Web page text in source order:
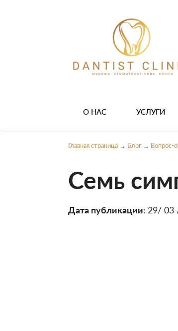
О НАС УСЛУГИ
Главная страница → Блог→ Вопрос-
Семь
Дата публикации: 29/ 03